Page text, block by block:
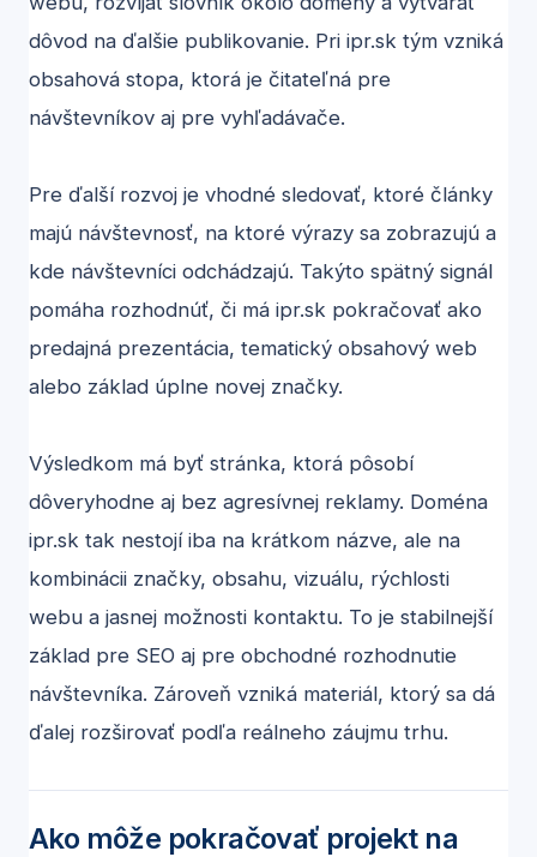
dôvod na ďalšie publikovanie. Pri ipr.sk tým vzniká
obsahová stopa, ktorá je čitateľná pre
návštevníkov aj pre vyhľadávače.
Pre ďalší rozvoj je vhodné sledovať, ktoré články
majú návštevnosť, na ktoré výrazy sa zobrazujú a
kde návštevníci odchádzajú. Takýto spätný signál
pomáha rozhodnúť, či má ipr.sk pokračovať ako
predajná prezentácia, tematický obsahový web
alebo základ úplne novej značky.
Výsledkom má byť stránka, ktorá pôsobí
dôveryhodne aj bez agresívnej reklamy. Doména
ipr.sk tak nestojí iba na krátkom názve, ale na
kombinácii značky, obsahu, vizuálu, rýchlosti
webu a jasnej možnosti kontaktu. To je stabilnejší
základ pre SEO aj pre obchodné rozhodnutie
návštevníka. Zároveň vzniká materiál, ktorý sa dá
ďalej rozširovať podľa reálneho záujmu trhu.
Ako môže pokračovať projekt na